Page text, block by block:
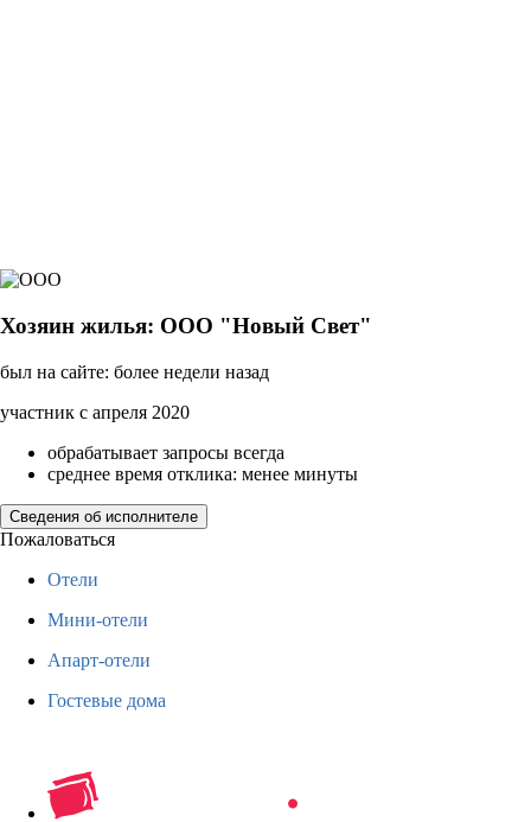
Хозяин жилья: ООО "Новый Свет"
был на сайте: более недели назад
участник с апреля 2020
обрабатывает запросы всегда
среднее время отклика: менее минуты
Сведения об исполнителе
Пожаловаться
Отели
Мини-отели
Апарт-отели
Гостевые дома